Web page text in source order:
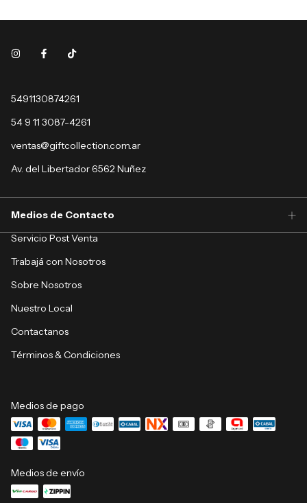
5491130874261
54 9 11 3087-4261
ventas@giftcollection.com.ar
Av. del Libertador 6562 Nuñez
Medios de Contacto
Servicio Post Venta
Trabajá con Nosotros
Sobre Nosotros
Nuestro Local
Contactanos
Términos & Condiciones
Medios de pago
Medios de envío